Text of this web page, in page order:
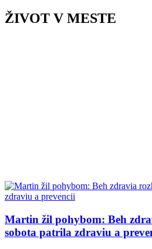
ŽIVOT V MESTE
Martin žil pohybom: Beh
sobota patrila zdraviu a